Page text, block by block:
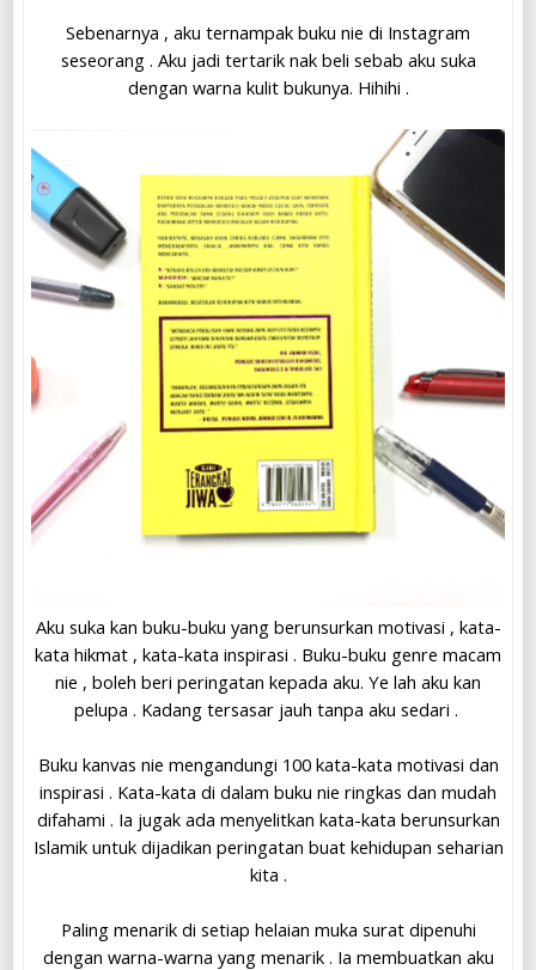
Sebenarnya , aku ternampak buku nie di Instagram
seseorang . Aku jadi tertarik nak beli sebab aku suka
dengan warna kulit bukunya. Hihihi .
Aku suka kan buku-buku yang berunsurkan motivasi , kata-
kata hikmat , kata-kata inspirasi . Buku-buku genre macam
nie , boleh beri peringatan kepada aku. Ye lah aku kan
pelupa . Kadang tersasar jauh tanpa aku sedari .
Buku kanvas nie mengandungi 100 kata-kata motivasi dan
inspirasi . Kata-kata di dalam buku nie ringkas dan mudah
difahami . Ia jugak ada menyelitkan kata-kata berunsurkan
Islamik untuk dijadikan peringatan buat kehidupan seharian
kita .
Paling menarik di setiap helaian muka surat dipenuhi
dengan warna-warna yang menarik . Ia membuatkan aku